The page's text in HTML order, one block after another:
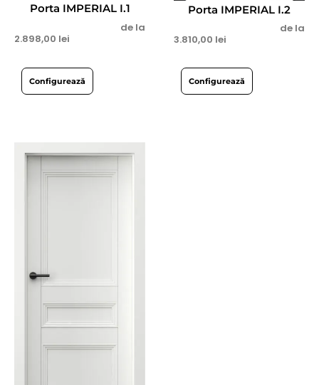
Porta IMPERIAL I.1
de la
2.898,00 lei
Configurează
Porta IMPERIAL I.2
de la
3.810,00 lei
Configurează